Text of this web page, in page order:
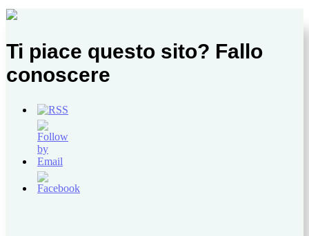
Ti piace questo sito? Fallo
conoscere